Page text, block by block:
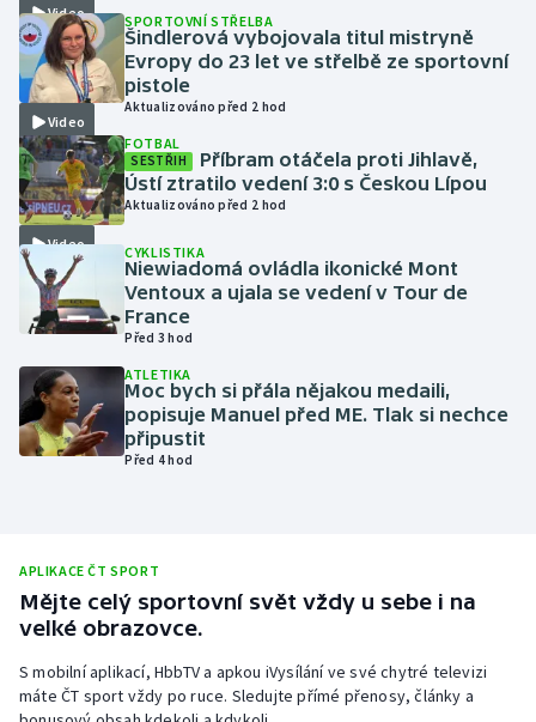
Krasobruslení
Lezení
Lyže a snowboard
Moderní pětiboj
Motorsport
Olympijské hry
Parasport
Plavání
Ragby
Rychlobruslení
Rychlostní kanoistika
Video
Video
SPORTOVNÍ STŘELBA
Šindlerová vybojovala titul mistryně
Evropy do 23 let ve střelbě ze sportovní
pistole
Aktualizováno před 2 hod
Video
FOTBAL
SESTŘIH
Příbram otáčela proti Jihlavě,
Ústí ztratilo vedení 3:0 s Českou Lípou
Aktualizováno před 2 hod
CYKLISTIKA
Niewiadomá ovládla ikonické Mont
Ventoux a ujala se vedení v Tour de
France
Před 3 hod
ATLETIKA
Moc bych si přála nějakou medaili,
popisuje Manuel před ME. Tlak si nechce
připustit
Před 4 hod
APLIKACE ČT SPORT
Mějte celý sportovní svět vždy u sebe i na
velké obrazovce.
S mobilní aplikací, HbbTV a apkou iVysílání ve své chytré televizi
máte ČT sport vždy po ruce. Sledujte přímé přenosy, články a